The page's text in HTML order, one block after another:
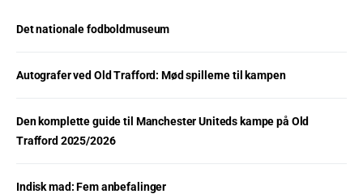
Det nationale fodboldmuseum
Autografer ved Old Trafford: Mød spillerne til kampen
Den komplette guide til Manchester Uniteds kampe på Old
Trafford 2025/2026
Indisk mad: Fem anbefalinger